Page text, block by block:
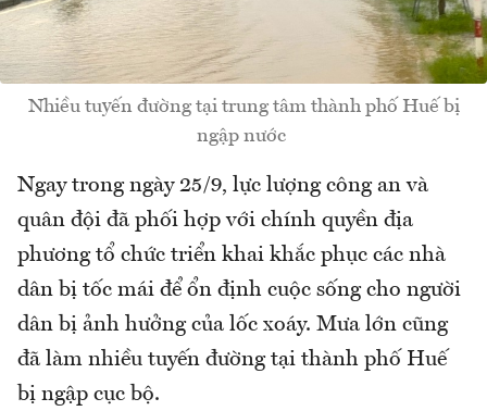
Nhiều tuyến đường tại trung tâm thành phố Huế bị
ngập nước
Ngay trong ngày 25/9, lực lượng công an và
quân đội đã phối hợp với chính quyền địa
phương tổ chức triển khai khắc phục các nhà
dân bị tốc mái để ổn định cuộc sống cho người
dân bị ảnh hưởng của lốc xoáy. Mưa lớn cũng
đã làm nhiều tuyến đường tại thành phố Huế
bị ngập cục bộ.